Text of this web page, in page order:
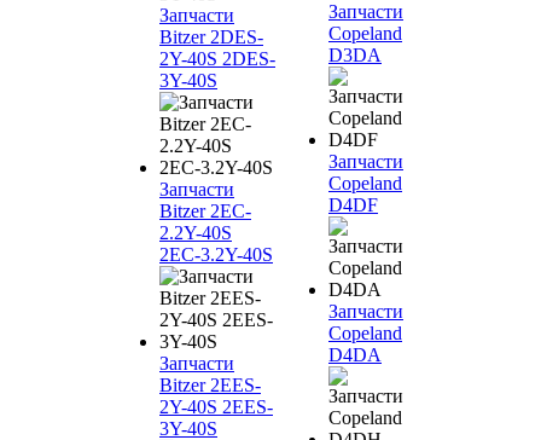
Запчасти
Bitzer 2DES-
2Y-40S 2DES-
3Y-40S
Запчасти
Bitzer 2EC-
2.2Y-40S
2EC-3.2Y-40S
Запчасти
Bitzer 2EES-
2Y-40S 2EES-
3Y-40S
Запчасти
Copeland
D3DA
Запчасти
Copeland
D4DF
Запчасти
Copeland
D4DA